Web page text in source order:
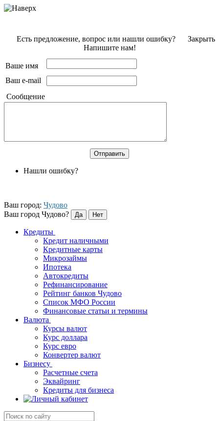
Закрыть
Есть предложение, вопрос или нашли ошибку?
Напишите нам!
Ваше имя
Ваш e-mail
Сообщение
Нашли ошибку?
Ваш город: Чудово
Ваш город Чудово?
Кредиты
Кредит наличными
Кредитные карты
Микрозаймы
Ипотека
Автокредиты
Рефинансирование
Рейтинг банков Чудово
Список МФО России
Финансовые статьи и термины
Валюта
Курсы валют
Курс доллара
Курс евро
Конвертер валют
Бизнесу
Расчетные счета
Эквайринг
Кредиты для бизнеса